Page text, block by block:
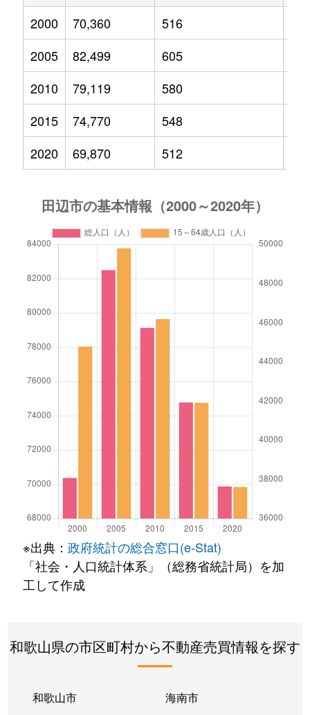
2000
70,360 516
2005
82,499 605
2010
79,119 580
2015
74,770 548
2020
69,870 512
※出典： 政府統計の総合窓口(e-Stat)
「社会・人口統計体系」（総務省統計局）を加
工して作成
和歌山県の市区町村から不動産売買情報を探す
和歌山市 海南市